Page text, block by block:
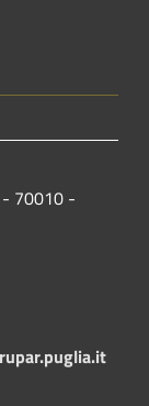
- 70010 -